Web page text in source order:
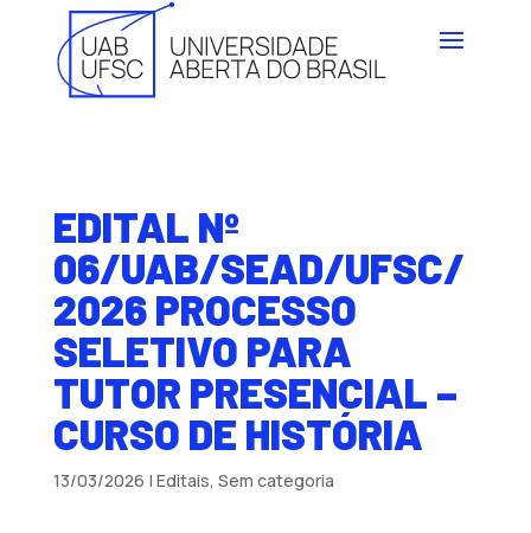
EDITAL Nº
06/UAB/SEAD/UFSC/
2026 PROCESSO
SELETIVO PARA
TUTOR PRESENCIAL –
CURSO DE HISTÓRIA
13/03/2026 | Editais, Sem categoria